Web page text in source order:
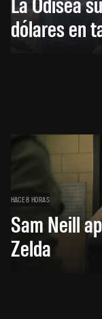
dólares en
HACE 8 HORAS
Sam Neill
Zelda